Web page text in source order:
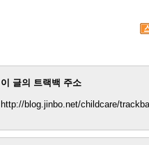
이 글의 트랙백 주소
http://blog.jinbo.net/childcare/